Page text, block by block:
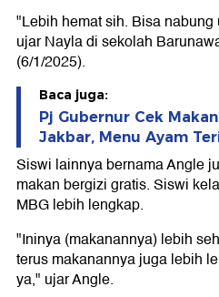
"Lebih hemat sih. Bisa
ujar Nayla di sekolah
(6/1/2025).
Baca juga:
Pj Gubernur Cek
Jakbar, Menu Ayam
Siswi lainnya bernama Angle
makan bergizi gratis. Siswi
MBG lebih lengkap.
"Ininya (makanannya) lebih
terus makanannya juga lebih
ya," ujar Angle.